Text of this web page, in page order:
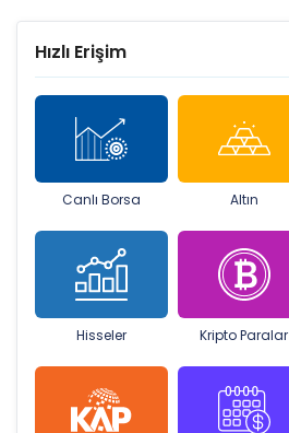
Hızlı Erişim
Canlı Borsa Altın
Hisseler Kripto Paralar